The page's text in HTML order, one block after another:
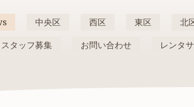
中央区 西区 東区 北
スタッフ募集 お問い合わせ レンタ